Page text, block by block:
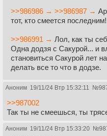
>>986986 → >>986987 →
тот, кто смеется
>>986991 → Лол, как ты
Одна додзя с Сакурой... и
становиться Сакурой лет
делать все то что в додзе.
Аноним 19/11/24 Втр 15:32:11 №
>>987002
Так ты не смеешься, ты
Аноним 19/11/24 Втр 15:33:20 №